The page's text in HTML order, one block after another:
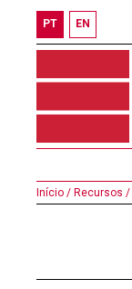
PT EN
Início / Recursos /